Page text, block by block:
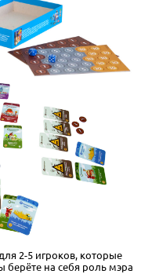
2-5 игроков, которые
берёте на себя роль мэра